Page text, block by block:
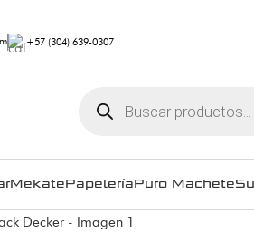
+57 (304) 639-0307
MekatePapeleríaPuro Machete